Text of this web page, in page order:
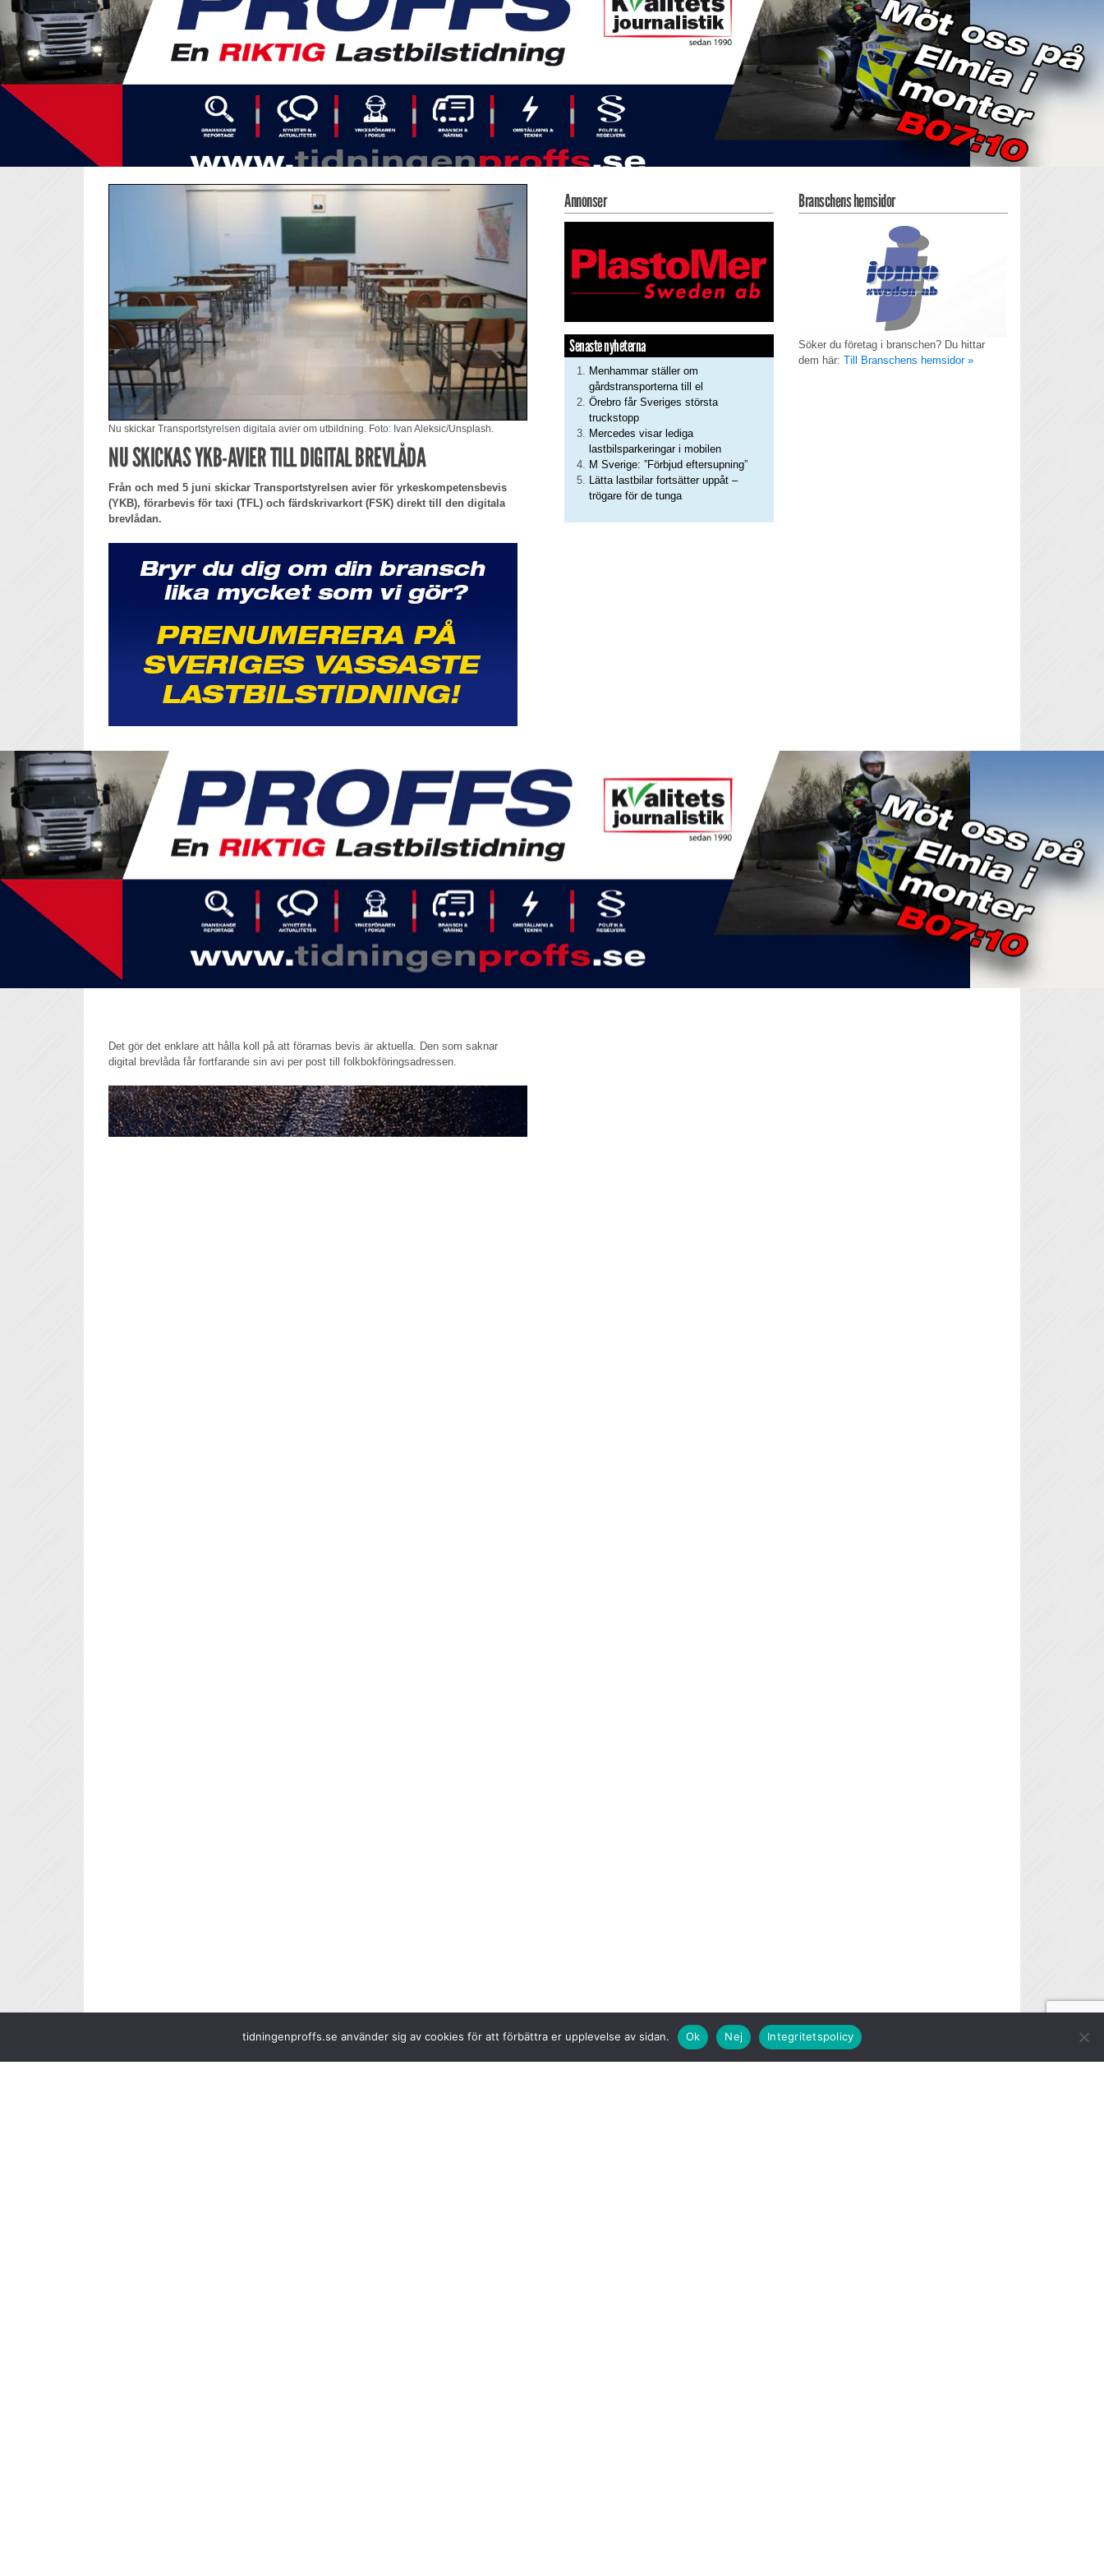
Nu skickar Transportstyrelsen digitala avier om utbildning. Foto: Ivan Aleksic/Unsplash.
NU SKICKAS YKB-AVIER TILL DIGITAL BREVLÅDA
Från och med 5 juni skickar Transportstyrelsen avier för yrkeskompetensbevis
(YKB), förarbevis för taxi (TFL) och färdskrivarkort (FSK) direkt till den digitala
brevlådan.
Det gör det enklare att hålla koll på att förarnas bevis är aktuella. Den som saknar
digital brevlåda får fortfarande sin avi per post till folkbokföringsadressen.
Annonser
Senaste nyheterna
Menhammar ställer om
gårdstransporterna till el
Örebro får Sveriges största
truckstopp
Mercedes visar lediga
lastbilsparkeringar i mobilen
M Sverige: ”Förbjud eftersupning”
Lätta lastbilar fortsätter uppåt –
trögare för de tunga
Branschens hemsidor
Söker du företag i branschen? Du hittar
dem här: Till Branschens hemsidor »
tidningenproffs.se använder sig av cookies för att förbättra er upplevelse av sidan. Ok Nej Integritetspolicy